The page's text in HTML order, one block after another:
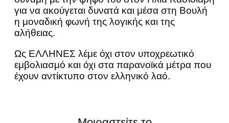
για να ακούγεται δυνατά και μέσα στη Βουλή
η μοναδική φωνή της λογικής και της
αλήθειας.
Ως ΕΛΛΗΝΕΣ λέμε όχι στον υποχρεωτικό
εμβολιασμό και όχι στα παρανοϊκά μέτρα που
έχουν αντίκτυπο στον ελληνικό λαό.